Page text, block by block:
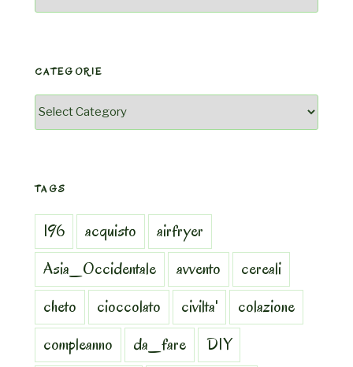
CATEGORIE
Categorie
TAGS
196 acquisto
airfryer
Asia_Occidentale
avvento
cereali
cheto
cioccolato civilta'
colazione
compleanno
da_fare
DIY